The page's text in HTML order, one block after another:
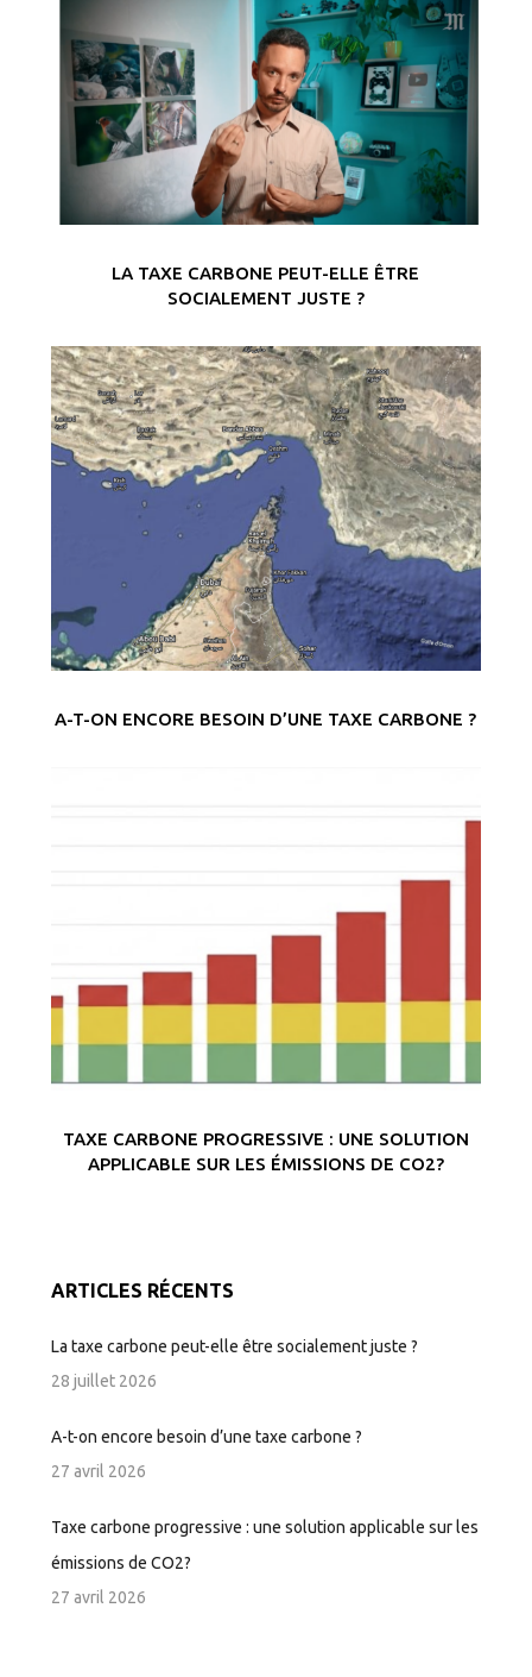
LA TAXE CARBONE PEUT-ELLE ÊTRE
SOCIALEMENT JUSTE ?
A-T-ON ENCORE BESOIN D’UNE TAXE CARBONE ?
TAXE CARBONE PROGRESSIVE : UNE SOLUTION
APPLICABLE SUR LES ÉMISSIONS DE CO2?
ARTICLES RÉCENTS
La taxe carbone peut-elle être socialement juste ?
28 juillet 2026
A-t-on encore besoin d’une taxe carbone ?
27 avril 2026
Taxe carbone progressive : une solution applicable sur les
émissions de CO2?
27 avril 2026